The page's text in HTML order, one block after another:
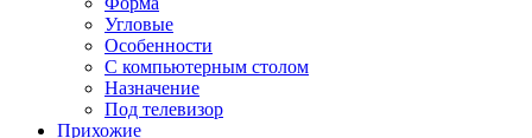
Угловые
Особенности
С компьютерным столом
Назначение
Под телевизор
Прихожие